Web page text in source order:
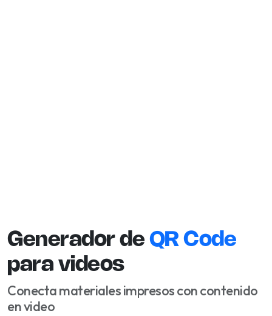
Generador de QR Code
para videos
Conecta materiales impresos con contenido
en video